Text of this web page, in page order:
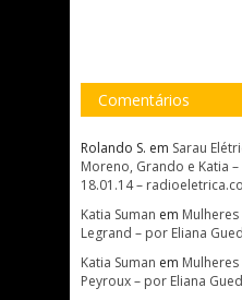
Comentários
Rolando S. em Sarau
Moreno, Grando e Katia
18.01.14 –
Katia Suman em
Legrand – por Eliana
Katia Suman em
Peyroux – por Eliana